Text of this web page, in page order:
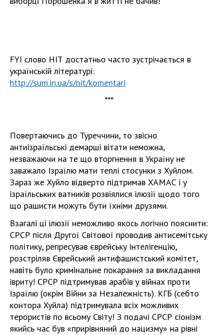
FYI слово НІТ достатньо часто зустрічається в
українській літературі:
http://sum.in.ua/s/nit/komentari
***
Повертаючись до Туреччини, то звісно
антиізраїльські демарші вітати неможна,
незважаючи на те що вторгнення в Україну не
заважало Ізраїлю мати теплі стосунки з Хуйлом.
Зараз же Хуйло відверто підтримав ХАМАС і у
ізраїльських ватників розвіялися ілюзії щодо того
що рашисти можуть бути їхніми друзями.
Взагалі ці ілюзії неможливо якось логічно пояснити:
СРСР після Другої Світової проводив антисемітську
політику, репресував єврейську інтелігенцію,
розстріляв Єврейський антифашистський комітет,
навіть було кримінальне покарання за викладання
івриту! СРСР підтримував арабів у війнах проти
Ізраїлю (окрім Війни за Незалежність). КГБ (себто
контора Хуйла) підтримувала всіх можливих
терористів по всьому Світу! З подачі СРСР сіонізм
якийсь час був «прирівняний до нацизму» на рівні